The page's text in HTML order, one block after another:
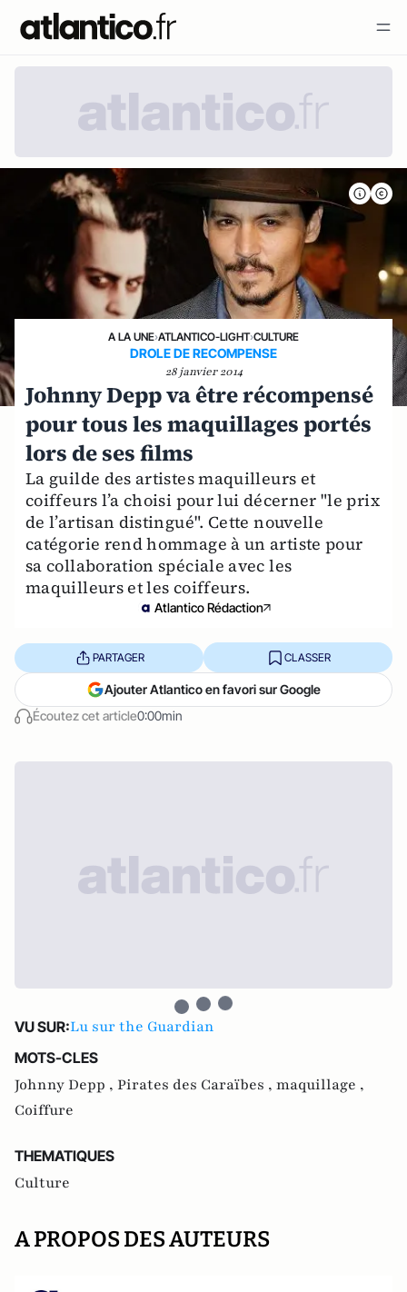
A LA UNE›ATLANTICO-LIGHT›CULTURE
DROLE DE RECOMPENSE
28 janvier 2014
Johnny Depp va être récompensé
pour tous les maquillages portés
lors de ses films
La guilde des artistes maquilleurs et
coiffeurs l’a choisi pour lui décerner "le prix
de l’artisan distingué". Cette nouvelle
catégorie rend hommage à un artiste pour
sa collaboration spéciale avec les
maquilleurs et les coiffeurs.
Atlantico Rédaction
Écoutez cet article0:00min
PARTAGER CLASSER
Ajouter Atlantico en favori sur Google
VU SUR:Lu sur the Guardian
MOTS-CLES
Johnny Depp , Pirates des Caraïbes , maquillage ,
Coiffure
THEMATIQUES
Culture
A PROPOS DES AUTEURS